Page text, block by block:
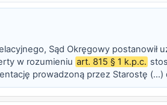
Sąd Okręgowy postanowił
w rozumieniu art. 815 § 1 k.p.c.
prowadzoną przez Starostę
(zarządzenie k. 198) oraz zeznania